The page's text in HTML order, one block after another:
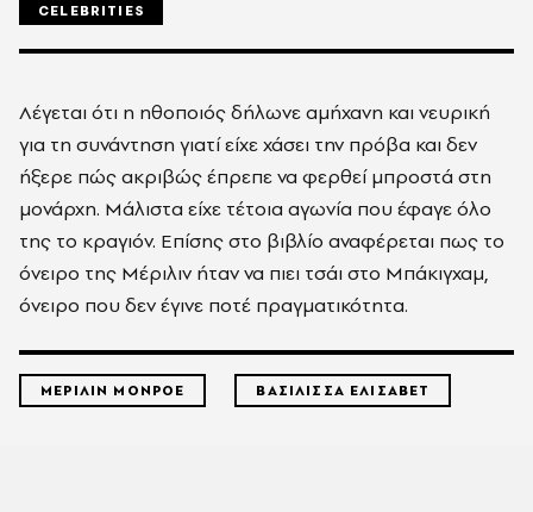
CELEBRITIES
Λέγεται ότι η ηθοποιός δήλωνε αμήχανη και νευρική
για τη συνάντηση γιατί είχε χάσει την πρόβα και δεν
ήξερε πώς ακριβώς έπρεπε να φερθεί μπροστά στη
μονάρχη. Μάλιστα είχε τέτοια αγωνία που έφαγε όλο
της το κραγιόν. Επίσης στο βιβλίο αναφέρεται πως το
όνειρο της Μέριλιν ήταν να πιει τσάι στο Μπάκιγχαμ,
όνειρο που δεν έγινε ποτέ πραγματικότητα.
ΜΕΡΙΛΙΝ ΜΟΝΡΟΕ ΒΑΣΙΛΙΣΣΑ ΕΛΙΣΑΒΕΤ